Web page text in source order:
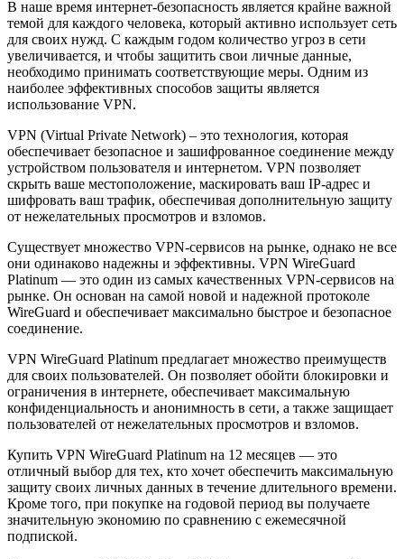
В наше время интернет-безопасность является крайне важной
темой для каждого человека, который активно использует сеть
для своих нужд. С каждым годом количество угроз в сети
увеличивается, и чтобы защитить свои личные данные,
необходимо принимать соответствующие меры. Одним из
наиболее эффективных способов защиты является
использование VPN.
VPN (Virtual Private Network) – это технология, которая
обеспечивает безопасное и зашифрованное соединение между
устройством пользователя и интернетом. VPN позволяет
скрыть ваше местоположение, маскировать ваш IP-адрес и
шифровать ваш трафик, обеспечивая дополнительную защиту
от нежелательных просмотров и взломов.
Существует множество VPN-сервисов на рынке, однако не все
они одинаково надежны и эффективны. VPN WireGuard
Platinum — это один из самых качественных VPN-сервисов на
рынке. Он основан на самой новой и надежной протоколе
WireGuard и обеспечивает максимально быстрое и безопасное
соединение.
VPN WireGuard Platinum предлагает множество преимуществ
для своих пользователей. Он позволяет обойти блокировки и
ограничения в интернете, обеспечивает максимальную
конфиденциальность и анонимность в сети, а также защищает
пользователей от нежелательных просмотров и взломов.
Купить VPN WireGuard Platinum на 12 месяцев — это
отличный выбор для тех, кто хочет обеспечить максимальную
защиту своих личных данных в течение длительного времени.
Кроме того, при покупке на годовой период вы получаете
значительную экономию по сравнению с ежемесячной
подпиской.